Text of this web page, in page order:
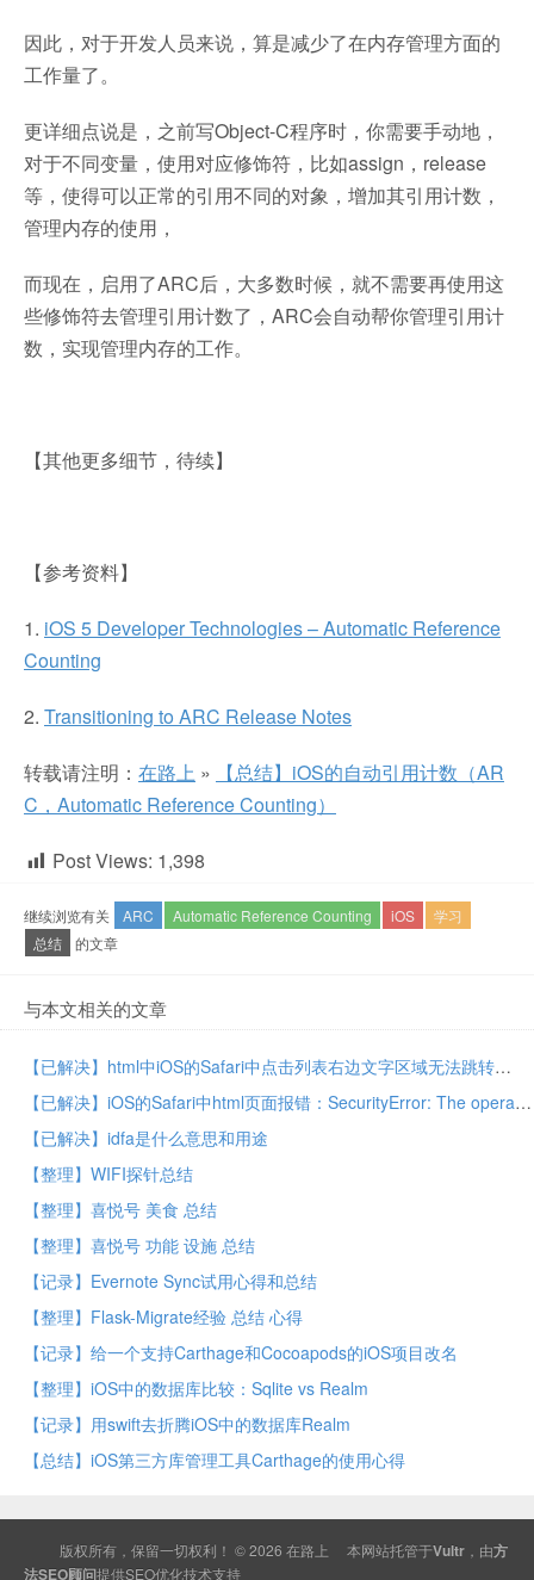
因此，对于开发人员来说，算是减少了在内存管理方面的
工作量了。
更详细点说是，之前写Object-C程序时，你需要手动地，
对于不同变量，使用对应修饰符，比如assign，release
等，使得可以正常的引用不同的对象，增加其引用计数，
管理内存的使用，
而现在，启用了ARC后，大多数时候，就不需要再使用这
些修饰符去管理引用计数了，ARC会自动帮你管理引用计
数，实现管理内存的工作。
【其他更多细节，待续】
【参考资料】
1. iOS 5 Developer Technologies – Automatic Reference
Counting
2. Transitioning to ARC Release Notes
转载请注明： 在路上 »
【总结】iOS的自动引用计数（AR
C，Automatic Reference Counting）
Post Views: 1,398
继续浏览有关 ARC Automatic Reference Counting iOS
学习
总结
的文章
与本文相关的文章
【已解决】html中iOS的Safari中点击列表右边文字区域无法跳转
【已解决】iOS的Safari中html页面报错：SecurityError: The operation is insecure
【已解决】idfa是什么意思和用途
【整理】WIFI探针总结
【整理】喜悦号 美食 总结
【整理】喜悦号 功能 设施 总结
【记录】Evernote Sync试用心得和总结
【整理】Flask-Migrate经验 总结 心得
【记录】给一个支持Carthage和Cocoapods的iOS项目改名
【整理】iOS中的数据库比较：Sqlite vs Realm
【记录】用swift去折腾iOS中的数据库Realm
【总结】iOS第三方库管理工具Carthage的使用心得
版权所有，保留一切权利！ © 2026 在路上 本网站托管于Vultr ，由方
法SEO顾问提供SEO优化技术支持